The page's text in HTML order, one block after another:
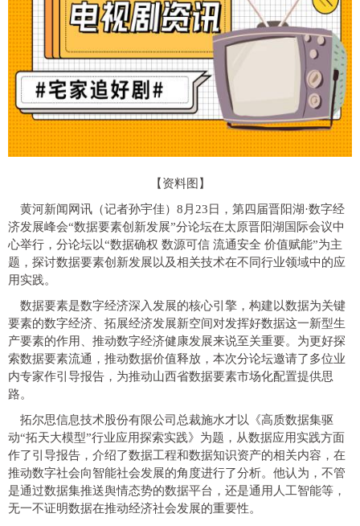
【资料图】
黄河新闻网讯（记者孙宇佳） 8月23日，第四届晋阳湖·数字经
济发展峰会“数据要素创新发展”分论坛在太原晋阳湖国际会议中
心举行，分论坛以“数据确权 数源可信 流通安全 价值赋能”为主
题，探讨数据要素创新发展以及相关技术在不同行业领域中的应
用实践。
数据要素是数字经济深入发展的核心引擎，构建以数据为关键
要素的数字经济、拓展经济发展新空间对发挥好数据这一新型生
产要素的作用、推动数字经济健康发展来说至关重要。为更好探
索数据要素流通，推动数据价值释放，本次分论坛邀请了多位业
内专家作引导报告，为推动山西省数据要素市场化配置提供思
路。
拓尔思信息技术股份有限公司总裁施水才以《高质数据集驱
动“拓天大模型”行业应用探索实践》为题，从数据应用实践方面
作了引导报告，介绍了数据工程和数据知识资产的相关内容，在
推动数字社会向智能社会发展的角度进行了分析。他认为，不管
是通过数据集推送舆情态势的数据平台，还是通用人工智能等，
无一不证明数据在推动经济社会发展的重要性。